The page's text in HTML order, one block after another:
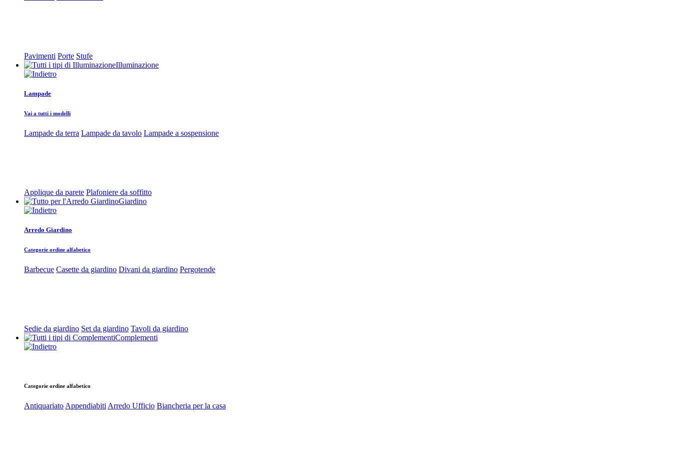
Pavimenti Porte Stufe
Illuminazione
Lampade
Vai a tutti i modelli
Lampade da terra Lampade da tavolo Lampade a sospensione
Applique da parete Plafoniere da soffitto
Giardino
Arredo Giardino
Categorie ordine alfabetico
Barbecue Casette da giardino Divani da giardino Pergotende
Sedie da giardino Set da giardino Tavoli da giardino
Complementi
Categorie ordine alfabetico
Antiquariato Appendiabiti Arredo Ufficio Biancheria per la casa